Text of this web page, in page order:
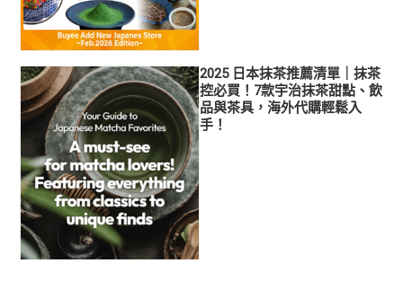
2025 日本抹茶推薦清單｜抹茶
控必買！7款宇治抹茶甜點、飲
品與茶具，海外代購輕鬆入
手！